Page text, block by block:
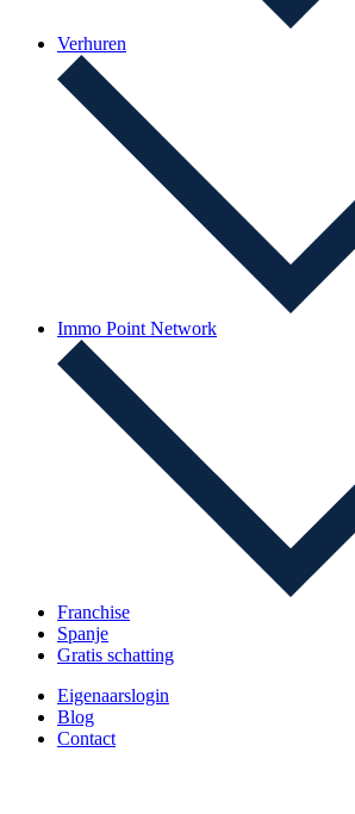
Verhuren
Immo Point Network
Franchise
Spanje
Gratis schatting
Eigenaarslogin
Blog
Contact